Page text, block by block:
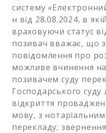
систему
н від 28.08.2024, в
враховуючи статус
позивач вважає, що
повідомлення про
можливе вчинення
позивачем суду
Господарського суду
відкриття
мову, з нотаріальним
перекладу;